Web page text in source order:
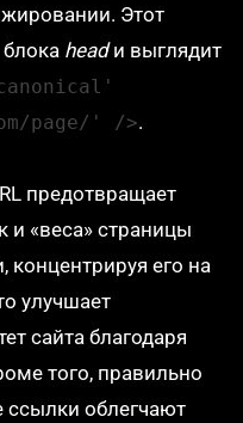
Этот
headи выглядит
page/' />.
предотвращает
и «веса» страницы
его на
улучшает
сайта благодаря
того, правильно
ссылки облегчают